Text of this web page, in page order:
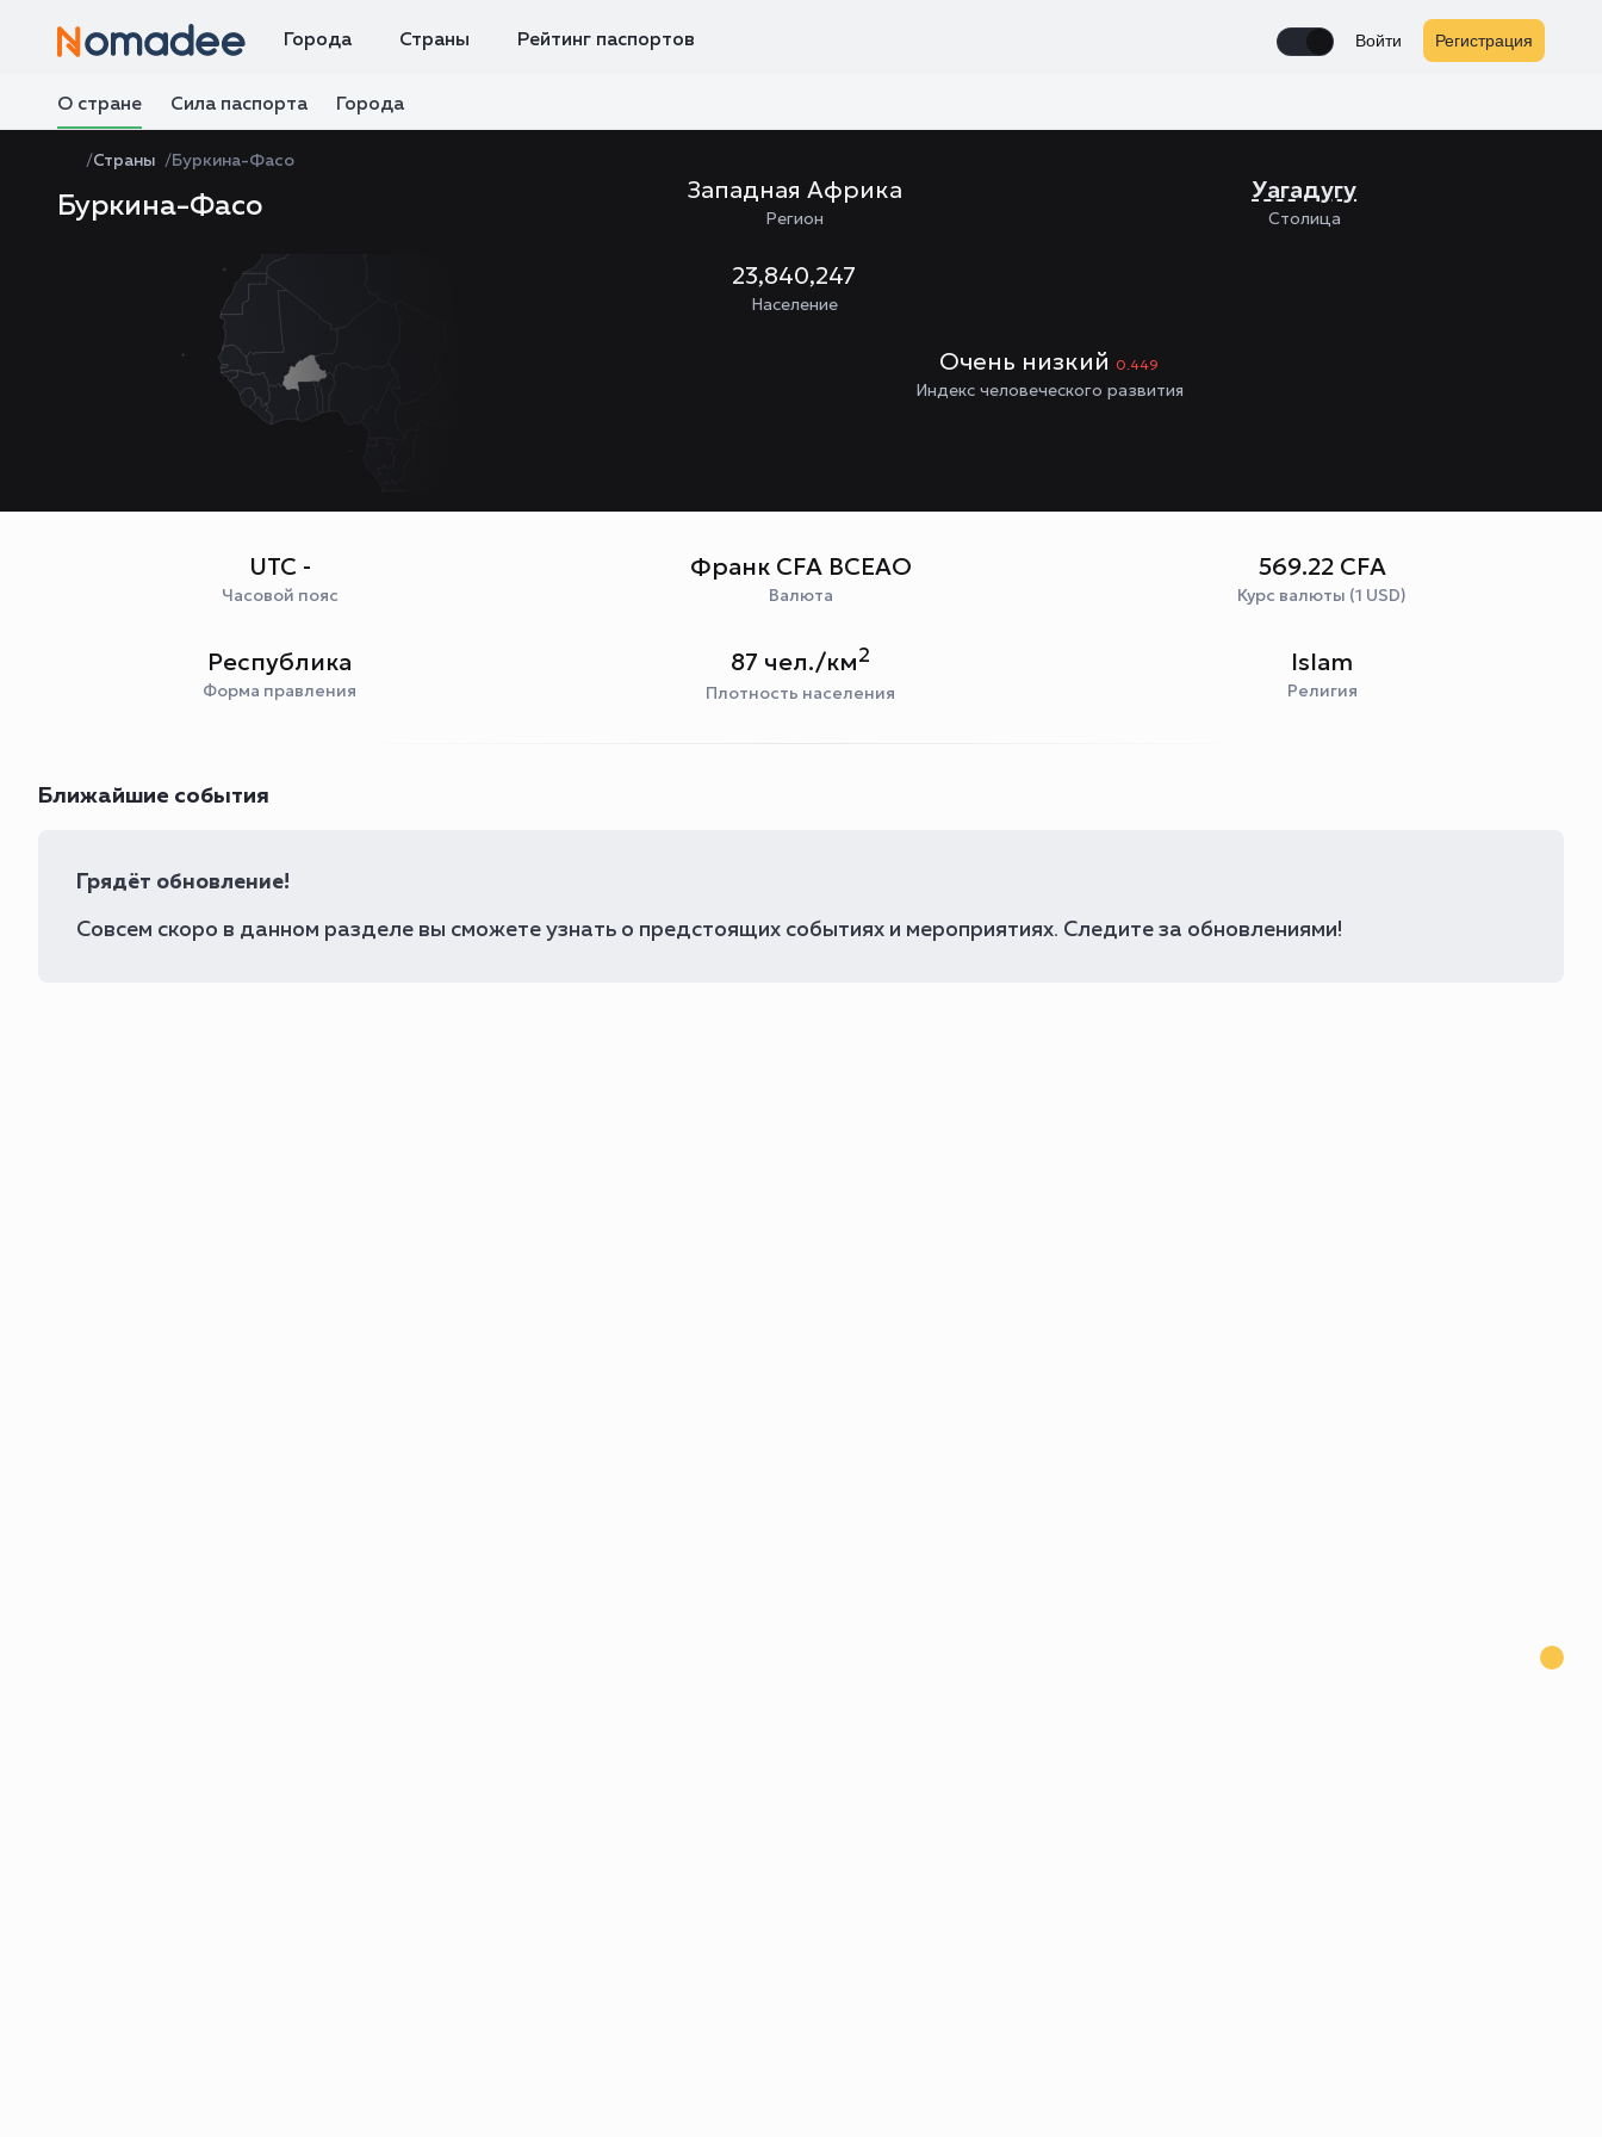
Города Страны Рейтинг паспортов Enable notifications
Войти Регистрация
О стране Сила паспорта Города
Страны Буркина-Фасо
Буркина-Фасо
Западная Африка
Регион
Уагадугу
Столица
23,840,247
Население
Очень низкий 0.449
Индекс человеческого развития
UTC -
Часовой пояс
Франк CFA BCEAO
Валюта
569.22 CFA
Курс валюты (1 USD)
Республика
Форма правления
87 чел./км2
Плотность населения
Islam
Религия
Ближайшие события
Грядёт обновление!
Совсем скоро в данном разделе вы сможете узнать о предстоящих событиях и мероприятиях. Следите за обновлениями!